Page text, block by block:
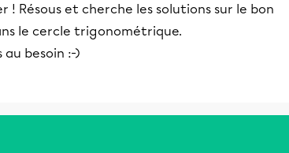
! Résous et cherche les solutions sur le bon
le cercle trigonométrique.
au besoin :-)